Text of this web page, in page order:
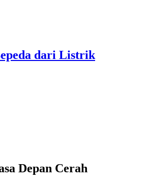
dari Listrik
Depan Cerah